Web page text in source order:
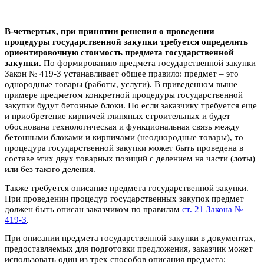
В-четвертых, при принятии решения о проведении
процедуры государственной закупки требуется определить
ориентировочную стоимость предмета государственной
закупки. По формированию предмета государственной закупки
Закон № 419-З устанавливает общее правило: предмет – это
однородные товары (работы, услуги). В приведенном выше
примере предметом конкретной процедуры государственной
закупки будут бетонные блоки. Но если заказчику требуется еще
и приобретение кирпичей глиняных строительных и будет
обоснована технологическая и функциональная связь между
бетонными блоками и кирпичами (неоднородные товары), то
процедура государственной закупки может быть проведена в
составе этих двух товарных позиций с делением на части (лоты)
или без такого деления.
Также требуется описание предмета государственной закупки.
При проведении процедур государственных закупок предмет
должен быть описан заказчиком по правилам ст. 21 Закона №
419-З.
При описании предмета государственной закупки в документах,
предоставляемых для подготовки предложения, заказчик может
использовать один из трех способов описания предмета: